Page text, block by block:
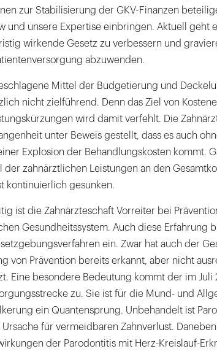
zur Stabilisierung der GKV-Finanzen
und unsere Expertise einbringen. Aktuell geht
wirkende Gesetz zu verbessern und
abzuwenden.
Mittel der Budgetierung und
nicht zielführend. Denn das Ziel von
wird damit verfehlt. Die
unter Beweis gestellt, dass es auch
Explosion der Behandlungskosten kommt.
der zahnärztlichen Leistungen an den
kontinuierlich gesunken.
ist die Zahnärzteschaft Vorreiter bei
Gesundheitssystem. Auch diese Erfahrung
ein. Zwar hat auch der
von Prävention bereits erkannt, aber nicht
Eine besondere Bedeutung kommt der im Juli
zu. Sie ist für die Mund- und
ein Quantensprung. Unbehandelt ist
Ursache für vermeidbaren Zahnverlust.
der Parodontitis mit Herz-Kreislauf-